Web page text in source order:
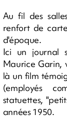
Au fil des
renfort de
d'époque.
Ici un journal
Maurice Garin,
là un film
(employés
statuettes,
années 1950.